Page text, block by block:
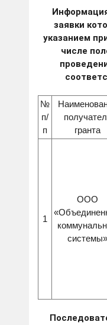
заявки
указанием
числе
№
п/
п
гранта
1
ООО
системы»